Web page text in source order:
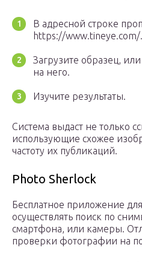
В адресной строке
https://www.tineye.com/.
Загрузите образец,
на него.
Изучите результаты.
Система выдаст не только
использующие схожее
частоту их публикаций.
Photo Sherlock
Бесплатное приложение
осуществлять поиск по
смартфона, или камеры.
проверки фотографии на